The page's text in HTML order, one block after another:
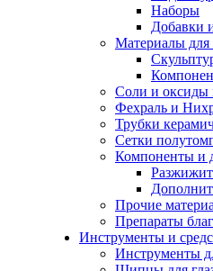
Наборы
Добавки
Материалы для
Соли и оксиды
Фехраль и
Трубки
Сетки
Компоненты и
Прочие
Препараты
Инструменты и
Инструменты